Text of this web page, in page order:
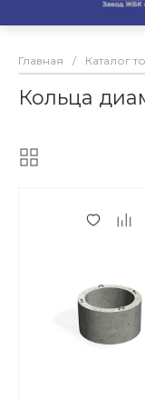
Главная / Каталог
Кольца